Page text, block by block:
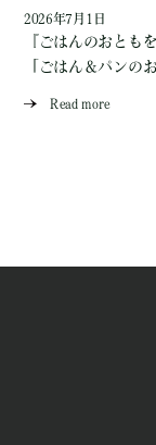
2026年7月1日
『ごはんのおとも
「ごはん＆パンの
Read more